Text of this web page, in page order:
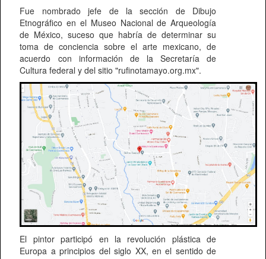
Fue nombrado jefe de la sección de Dibujo
Etnográfico en el Museo Nacional de Arqueología
de México, suceso que habría de determinar su
toma de conciencia sobre el arte mexicano, de
acuerdo con información de la Secretaría de
Cultura federal y del sitio "rufinotamayo.org.mx".
El pintor participó en la revolución plástica de
Europa a principios del siglo XX, en el sentido de